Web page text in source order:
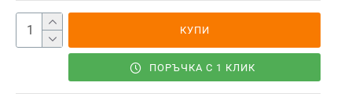
КУПИ
ПОРЪЧКА С 1 КЛИК